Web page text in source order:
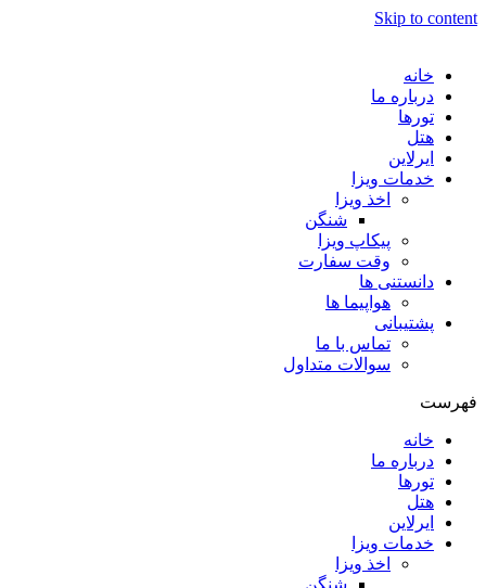
Skip to content
خانه
درباره ما
تورها
هتل
ایرلاین
خدمات ویزا
اخذ ویزا
شنگن
پیکاپ ویزا
وقت سفارت
دانستنی ها
هواپیما ها
پشتیبانی
تماس با ما
سوالات متداول
فهرست
خانه
درباره ما
تورها
هتل
ایرلاین
خدمات ویزا
اخذ ویزا
شنگن